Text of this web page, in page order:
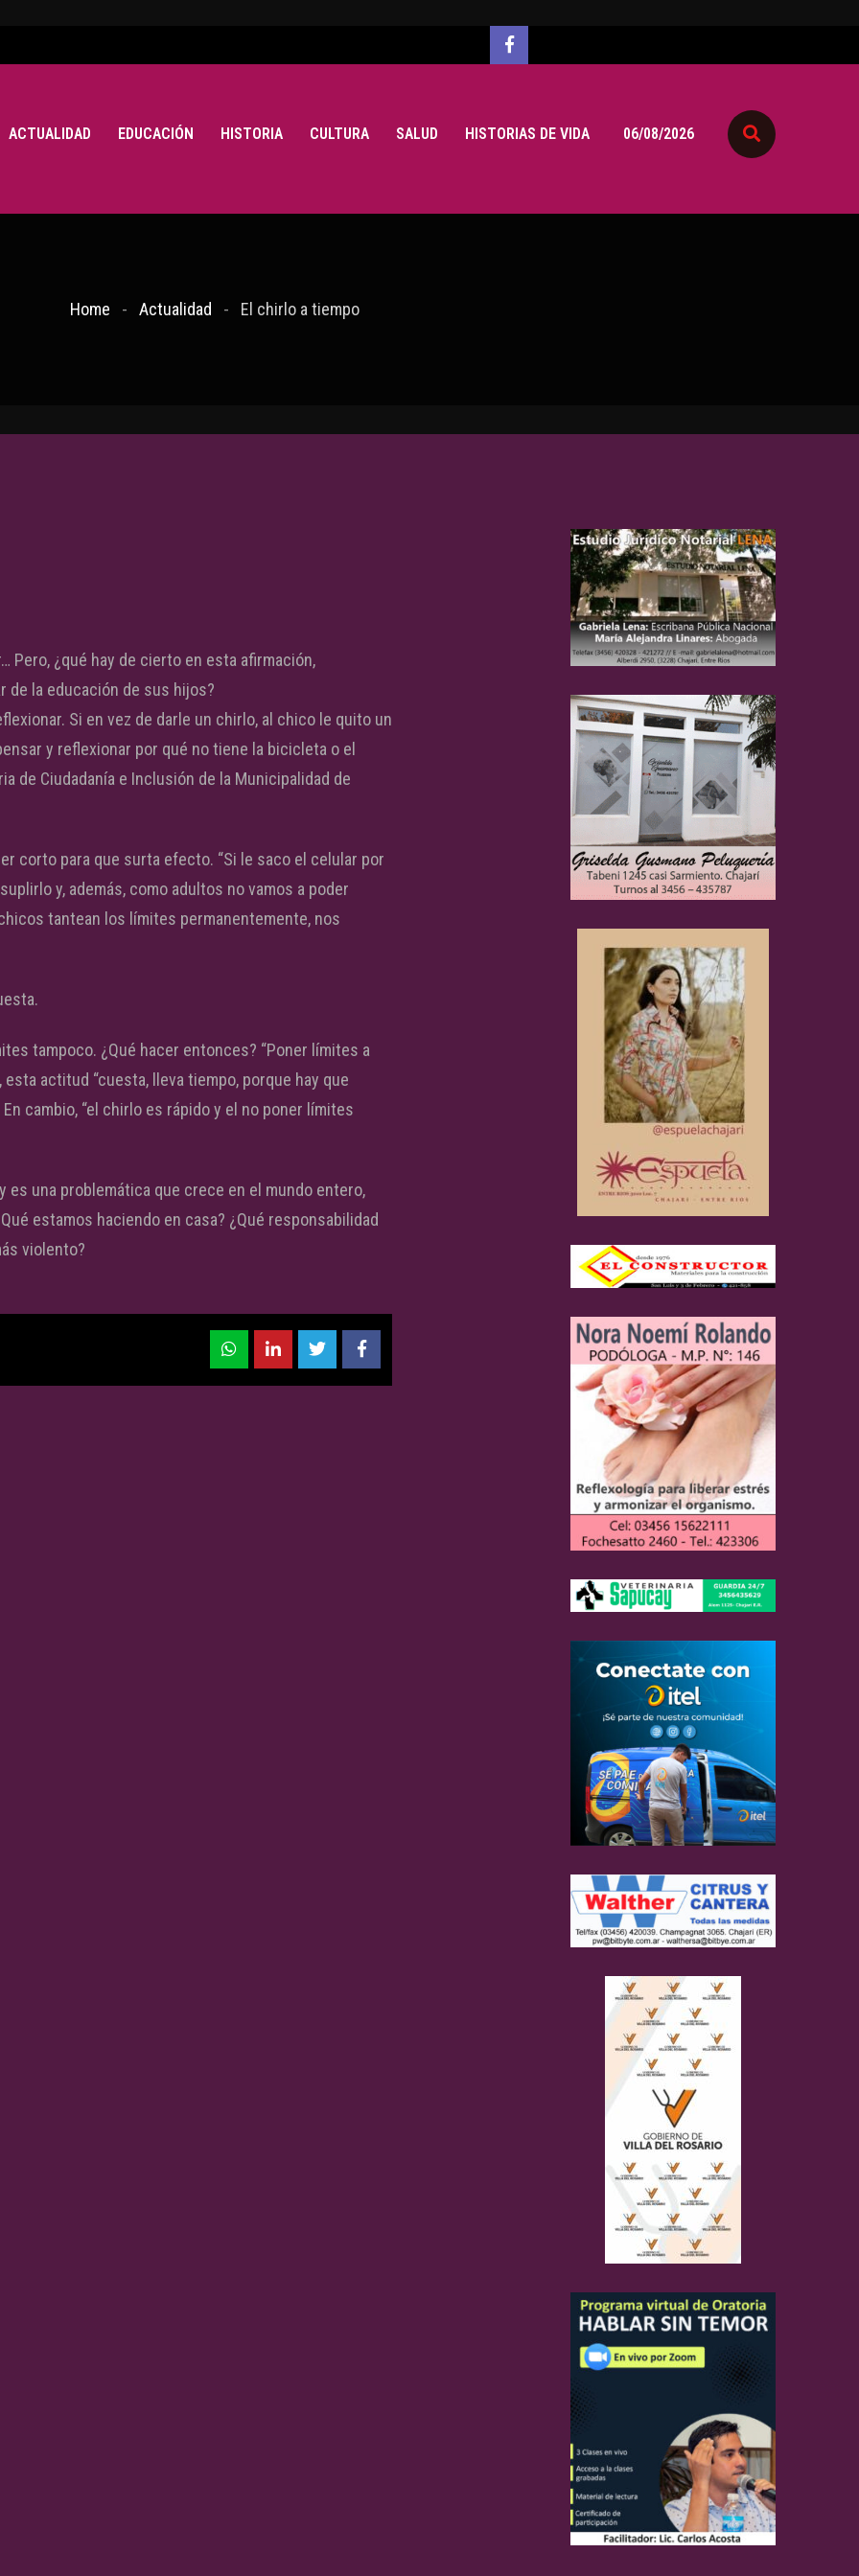
ACTUALIDAD EDUCACIÓN HISTORIA CULTURA SALUD HISTORIAS DE VIDA 06/08/2026
Home Actualidad El chirlo a tiempo
Pero, ¿qué hay de cierto en esta afirmación,
de la educación de sus hijos?
Si en vez de darle un chirlo, al chico le quito un
y reflexionar por qué no tiene la bicicleta o el
de Ciudadanía e Inclusión de la Municipalidad de
corto para que surta efecto. “Si le saco el celular por
y, además, como adultos no vamos a poder
tantean los límites permanentemente, nos
tampoco. ¿Qué hacer entonces? “Poner límites a
actitud “cuesta, lleva tiempo, porque hay que
cambio, “el chirlo es rápido y el no poner límites
es una problemática que crece en el mundo entero,
estamos haciendo en casa? ¿Qué responsabilidad
violento?